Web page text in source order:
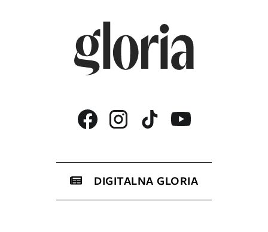
DIGITALNA GLORIA